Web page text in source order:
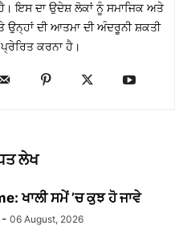
ਇਸ ਦਾ ਉਦੇਸ਼ ਲੋਕਾਂ ਨੂੰ ਸਮਾਜਿਕ ਅਤੇ
ਦੀ ਆਤਮਾ ਦੀ ਅੰਦਰੂਨੀ ਸ਼ਕਤੀ
ਕਰਨਾ ਹੈ।
ਲੇਖ
ਖਾਲੀ ਸਮੇਂ ’ਚ ਕੁਝ ਹੋ ਜਾਵੇ
- 06 August, 2026